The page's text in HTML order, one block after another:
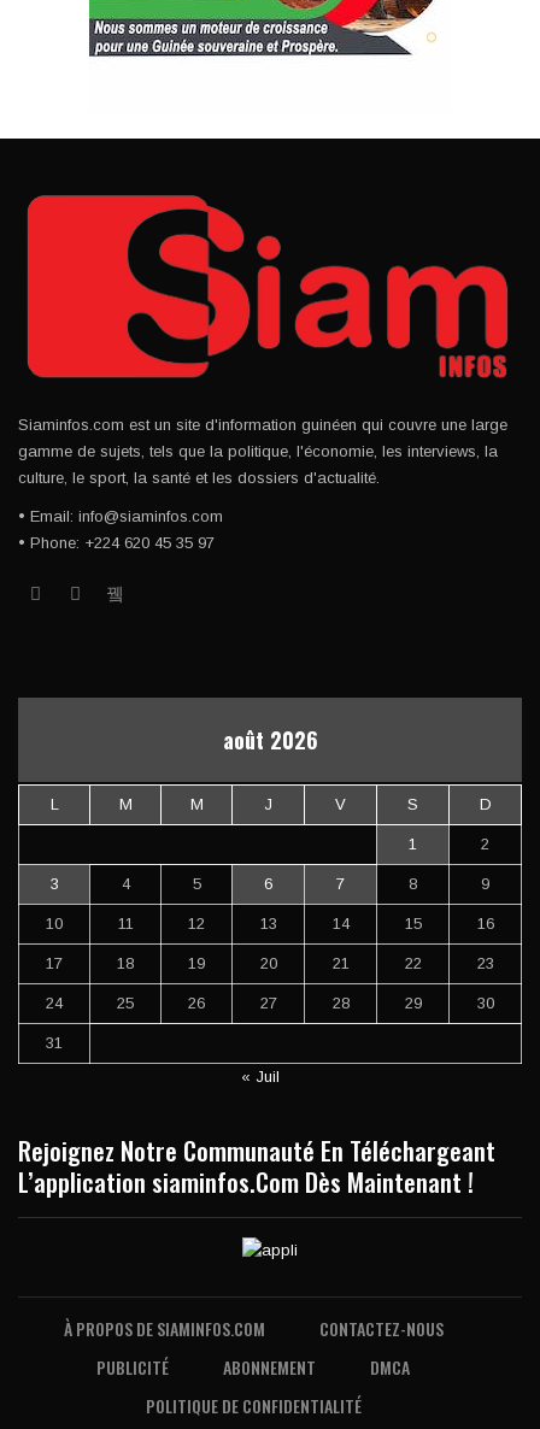
Siaminfos.com est un site d'information guinéen qui couvre une large
gamme de sujets, tels que la politique, l'économie, les interviews, la
culture, le sport, la santé et les dossiers d'actualité.
• Email: info@siaminfos.com
• Phone: +224 620 45 35 97
août 2026
L M M J V S D
1 2
3 4 5 6 7 8 9
10 11 12 13 14 15 16
17 18 19 20 21 22 23
24 25 26 27 28 29 30
31
« Juil
Rejoignez Notre Communauté En Téléchargeant
L’application siaminfos.Com Dès Maintenant !
À PROPOS DE SIAMINFOS.COM
CONTACTEZ-NOUS
PUBLICITÉ
ABONNEMENT
DMCA
POLITIQUE DE CONFIDENTIALITÉ